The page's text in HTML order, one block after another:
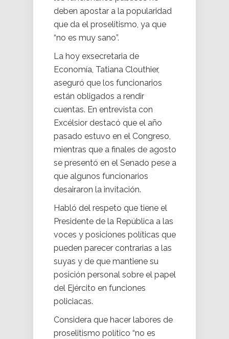
deben apostar a la popularidad
que da el proselitismo, ya que
“no es muy sano”.
La hoy exsecretaria de
Economía, Tatiana Clouthier,
aseguró que los funcionarios
están obligados a rendir
cuentas. En entrevista con
Excélsior destacó que el año
pasado estuvo en el Congreso,
mientras que a finales de agosto
se presentó en el Senado pese a
que algunos funcionarios
desairaron la invitación.
Habló del respeto que tiene el
Presidente de la República a las
voces y posiciones políticas que
pueden parecer contrarias a las
suyas y de que mantiene su
posición personal sobre el papel
del Ejército en funciones
policiacas.
Considera que hacer labores de
proselitismo político “no es